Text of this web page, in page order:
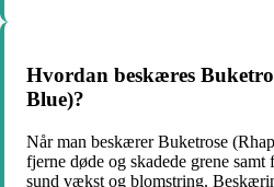
Hvordan beskæres
Blue)?
Når man beskærer Buketrose
fjerne døde og skadede grene
sund vækst og blomstring.